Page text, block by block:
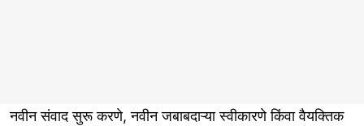
नवीन संवाद सुरू करणे, नवीन जबाबदाऱ्या स्वीकारणे किंवा वैयक्तिक